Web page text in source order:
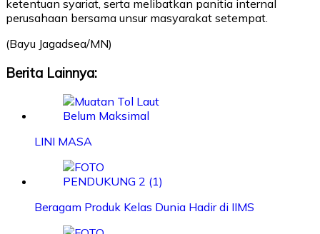
ketentuan syariat, serta melibatkan panitia internal
perusahaan bersama unsur masyarakat setempat.
(Bayu Jagadsea/MN)
Berita Lainnya:
LINI MASA
Beragam Produk Kelas Dunia Hadir di IIMS